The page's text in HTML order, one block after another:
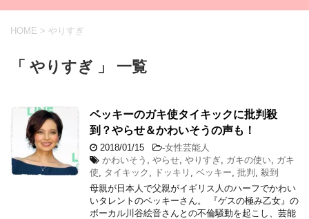
HOME > やりすぎ
「 やりすぎ 」 一覧
ベッキーのガキ使タイキックに批判殺
到？やらせ＆かわいそうの声も！
2018/01/15 -女性芸能人
かわいそう
やらせ やりすぎ ガキの使い ガキ
使
タイキック ドッキリ ベッキー 批判 殺到
母親が日本人で父親がイギリス人のハーフでかわい
いタレントのベッキーさん。 『ゲスの極み乙女』の
ボーカル川谷絵音さんとの不倫騒動を起こし、芸能